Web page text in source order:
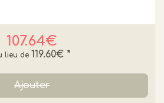
107.64€
119.60€ *
Ajouter